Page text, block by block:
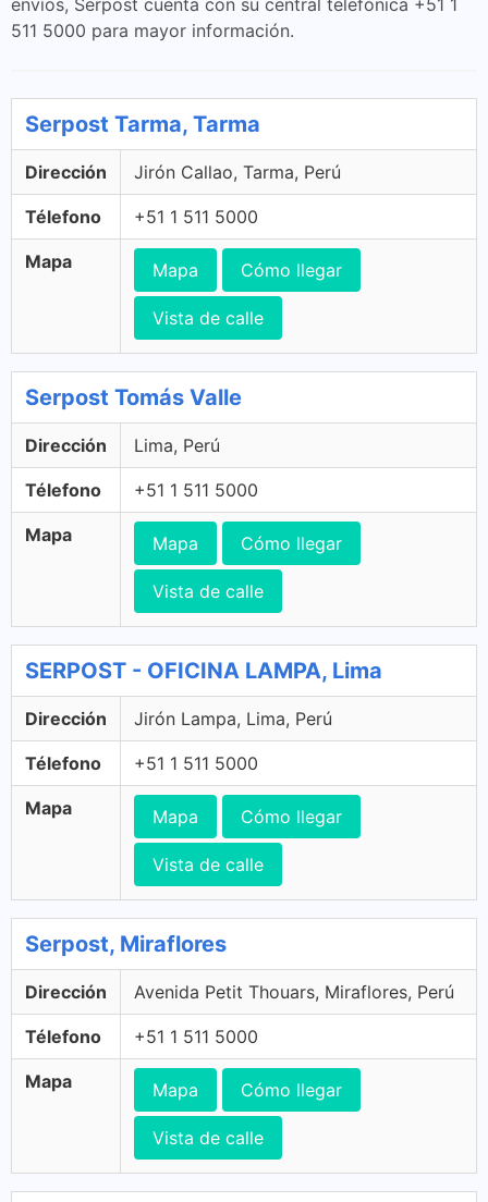
511 5000 para mayor información.
Serpost Tarma, Tarma
Dirección Jirón Callao, Tarma, Perú
Télefono +51 1 511 5000
Mapa Mapa Cómo llegar
Vista de calle
Serpost Tomás Valle
Dirección Lima, Perú
Télefono +51 1 511 5000
Mapa Mapa Cómo llegar
Vista de calle
SERPOST - OFICINA LAMPA, Lima
Dirección Jirón Lampa, Lima, Perú
Télefono +51 1 511 5000
Mapa Mapa Cómo llegar
Vista de calle
Serpost, Miraflores
Dirección Avenida Petit Thouars, Miraflores, Perú
Télefono +51 1 511 5000
Mapa Mapa Cómo llegar
Vista de calle